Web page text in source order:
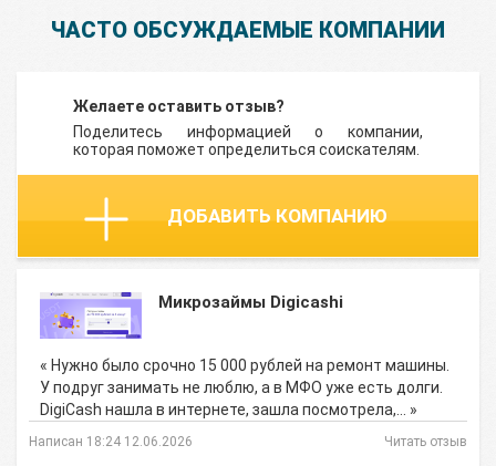
ЧАСТО ОБСУЖДАЕМЫЕ КОМПАНИИ
Желаете оставить отзыв?
Поделитесь информацией о компании,
которая поможет определиться соискателям.
ДОБАВИТЬ КОМПАНИЮ
Микрозаймы Digicashi
« Нужно было срочно 15 000 рублей на ремонт машины.
У подруг занимать не люблю, а в МФО уже есть долги.
DigiCash нашла в интернете, зашла посмотрела,… »
Написан 18:24 12.06.2026 Читать отзыв